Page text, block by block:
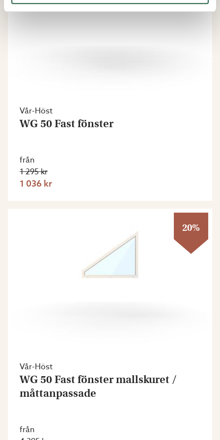
Vår-Höst
WG 50 Fast fönster
från
1 295 kr
1 036 kr
20%
Vår-Höst
WG 50 Fast fönster mallskuret /
måttanpassade
från